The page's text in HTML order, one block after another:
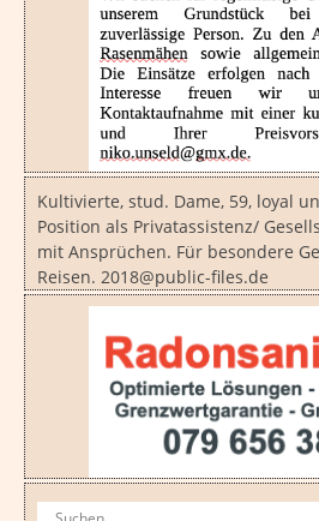
Kultivierte, stud. Dame, 59, loyal
Position als Privatassistenz/
mit Ansprüchen. Für besondere
Reisen. 2018@public-files.de